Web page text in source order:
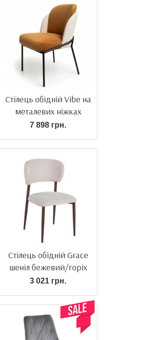
Стілець обідній Vibe на
металевих ніжках
7 898 грн.
Стілець обідній Grace
шеніл бежевий/горіх
3 021 грн.